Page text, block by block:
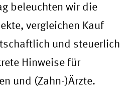
beleuchten wir die
vergleichen Kauf
und steuerlich
Hinweise für
und (Zahn-)Ärzte.